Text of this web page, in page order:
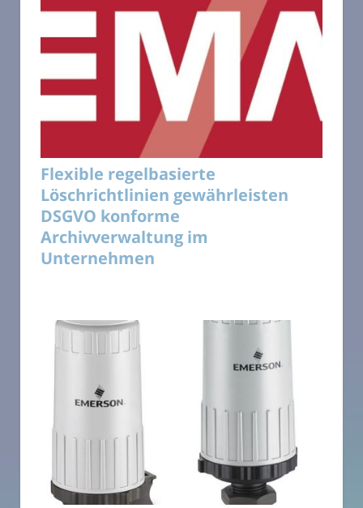
Flexible regelbasierte
Löschrichtlinien gewährleisten
DSGVO konforme
Archivverwaltung im
Unternehmen